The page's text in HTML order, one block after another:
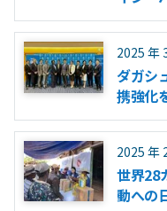
2025 年
ダガシ
携強化
2025 年
世界28
動への